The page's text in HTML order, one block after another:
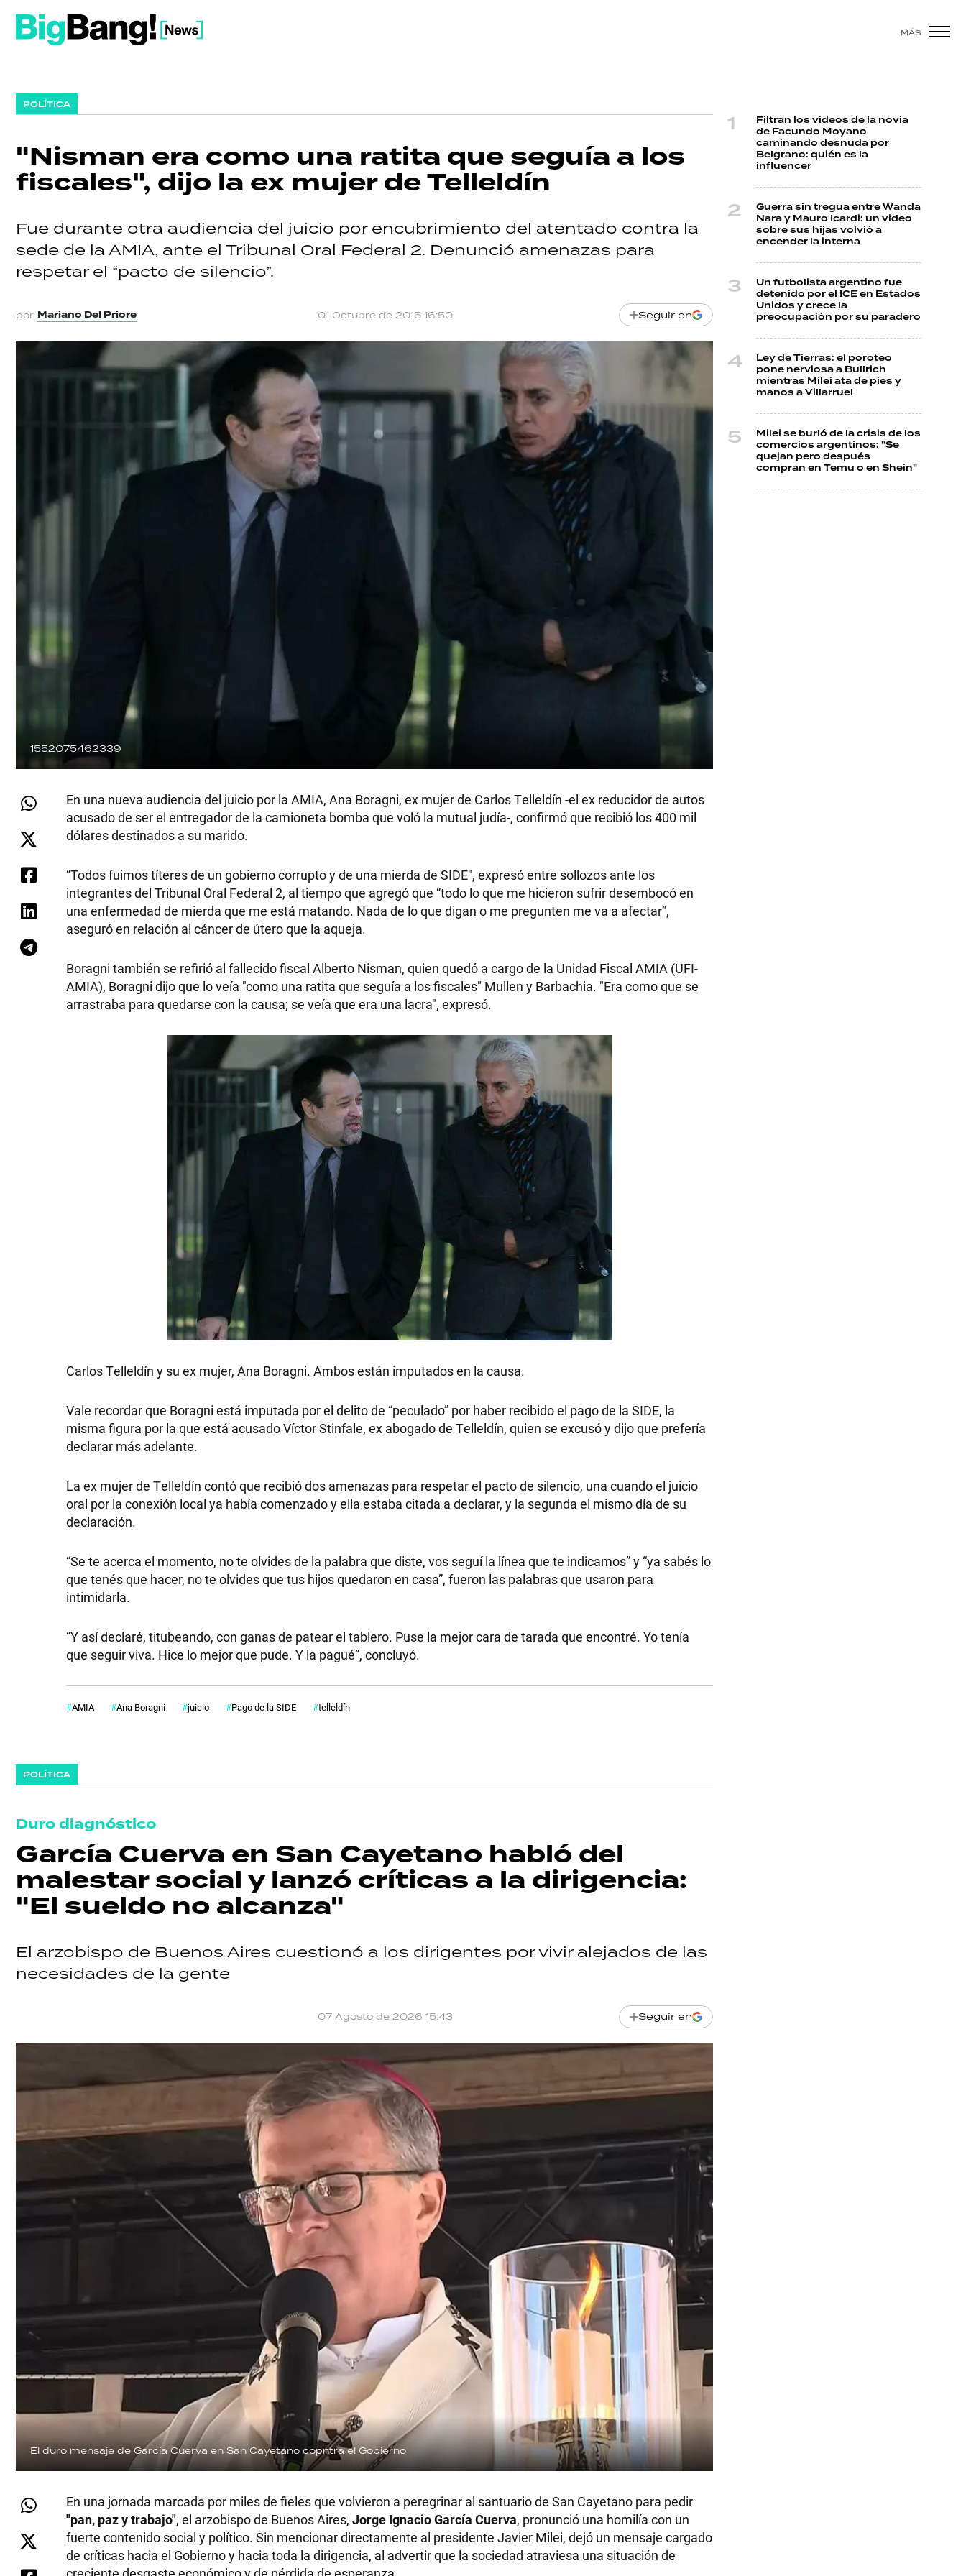
MÁS
POLÍTICA
"Nisman era como una ratita que seguía a los
fiscales", dijo la ex mujer de Telleldín
Fue durante otra audiencia del juicio por encubrimiento del atentado contra la
sede de la AMIA, ante el Tribunal Oral Federal 2. Denunció amenazas para
respetar el “pacto de silencio”.
por Mariano Del Priore 01 Octubre de 2015 16:50 Seguir en
1552075462339
En una nueva audiencia del juicio por la AMIA, Ana Boragni, ex mujer de Carlos Telleldín -el ex reducidor de autos
acusado de ser el entregador de la camioneta bomba que voló la mutual judía-, confirmó que recibió los 400 mil
dólares destinados a su marido.
“Todos fuimos títeres de un gobierno corrupto y de una mierda de SIDE", expresó entre sollozos ante los
integrantes del Tribunal Oral Federal 2, al tiempo que agregó que “todo lo que me hicieron sufrir desembocó en
una enfermedad de mierda que me está matando. Nada de lo que digan o me pregunten me va a afectar”,
aseguró en relación al cáncer de útero que la aqueja.
Boragni también se refirió al fallecido fiscal Alberto Nisman, quien quedó a cargo de la Unidad Fiscal AMIA (UFI-
AMIA), Boragni dijo que lo veía "como una ratita que seguía a los fiscales" Mullen y Barbachia. "Era como que se
arrastraba para quedarse con la causa; se veía que era una lacra", expresó.
Carlos Telleldín y su ex mujer, Ana Boragni. Ambos están imputados en la causa.
Vale recordar que Boragni está imputada por el delito de “peculado” por haber recibido el pago de la SIDE, la
misma figura por la que está acusado Víctor Stinfale, ex abogado de Telleldín, quien se excusó y dijo que prefería
declarar más adelante.
La ex mujer de Telleldín contó que recibió dos amenazas para respetar el pacto de silencio, una cuando el juicio
oral por la conexión local ya había comenzado y ella estaba citada a declarar, y la segunda el mismo día de su
declaración.
“Se te acerca el momento, no te olvides de la palabra que diste, vos seguí la línea que te indicamos” y “ya sabés lo
que tenés que hacer, no te olvides que tus hijos quedaron en casa”, fueron las palabras que usaron para
intimidarla.
“Y así declaré, titubeando, con ganas de patear el tablero. Puse la mejor cara de tarada que encontré. Yo tenía
que seguir viva. Hice lo mejor que pude. Y la pagué”, concluyó.
AMIA Ana Boragni juicio Pago de la SIDE telleldín
POLÍTICA
Duro diagnóstico
García Cuerva en San Cayetano habló del
malestar social y lanzó críticas a la dirigencia:
"El sueldo no alcanza"
El arzobispo de Buenos Aires cuestionó a los dirigentes por vivir alejados de las
necesidades de la gente
07 Agosto de 2026 15:43 Seguir en
El duro mensaje de García Cuerva en San Cayetano copntra el Gobierno
En una jornada marcada por miles de fieles que volvieron a peregrinar al santuario de San Cayetano para pedir
"pan, paz y trabajo", el arzobispo de Buenos Aires, Jorge Ignacio García Cuerva, pronunció una homilía con un
fuerte contenido social y político. Sin mencionar directamente al presidente Javier Milei, dejó un mensaje cargado
de críticas hacia el Gobierno y hacia toda la dirigencia, al advertir que la sociedad atraviesa una situación de
Filtran los videos de la novia
de Facundo Moyano
caminando desnuda por
Belgrano: quién es la
influencer
Guerra sin tregua entre Wanda
Nara y Mauro Icardi: un video
sobre sus hijas volvió a
encender la interna
Un futbolista argentino fue
detenido por el ICE en Estados
Unidos y crece la
preocupación por su paradero
Ley de Tierras: el poroteo
pone nerviosa a Bullrich
mientras Milei ata de pies y
manos a Villarruel
Milei se burló de la crisis de los
comercios argentinos: "Se
quejan pero después
compran en Temu o en Shein"
SHOW
POLÍTICA
ACTUALIDAD
POLICIALES
ECONOMÍA
GRAN
HERMANO
DEPORTES
TECNOLOGÍA
RECETAS
PALABRAS
HORÓSCOPO
Seguinos